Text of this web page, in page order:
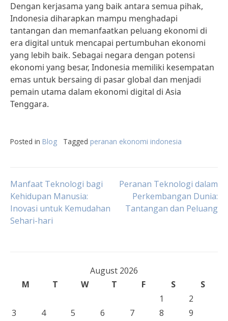
Dengan kerjasama yang baik antara semua pihak,
Indonesia diharapkan mampu menghadapi
tantangan dan memanfaatkan peluang ekonomi di
era digital untuk mencapai pertumbuhan ekonomi
yang lebih baik. Sebagai negara dengan potensi
ekonomi yang besar, Indonesia memiliki kesempatan
emas untuk bersaing di pasar global dan menjadi
pemain utama dalam ekonomi digital di Asia
Tenggara.
Posted in Blog Tagged peranan ekonomi indonesia
Post
navigation
Manfaat Teknologi bagi
Kehidupan Manusia:
Inovasi untuk Kemudahan
Sehari-hari
Peranan Teknologi dalam
Perkembangan Dunia:
Tantangan dan Peluang
August 2026
M
T W T F S
S
1
2
3
4 5 6 7 8
9